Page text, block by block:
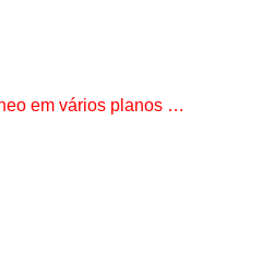
em vários planos …